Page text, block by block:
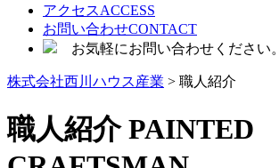
アクセスACCESS
お問い合わせCONTACT
お気軽にお問い合わせください。
株式会社西川ハウス産業 > 職人紹介
職人紹介PAINTED